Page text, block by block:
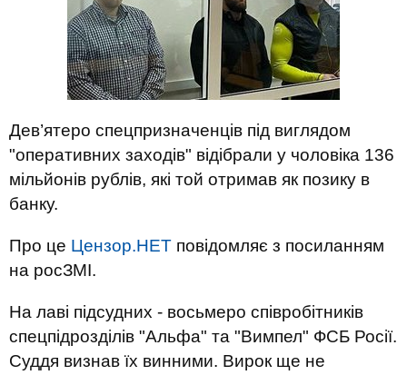
Дев’ятеро спецпризначенців під виглядом
"оперативних заходів" відібрали у чоловіка 136
мільйонів рублів, які той отримав як позику в
банку.
Про це Цензор.НЕТ повідомляє з посиланням
на росЗМІ.
На лаві підсудних - восьмеро співробітників
спецпідрозділів "Альфа" та "Вимпел" ФСБ Росії.
Суддя визнав їх винними. Вирок ще не